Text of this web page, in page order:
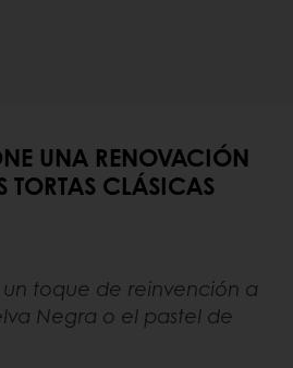
UNA RENOVACIÓN
TORTAS CLÁSICAS
toque de reinvención a
Negra o el pastel de